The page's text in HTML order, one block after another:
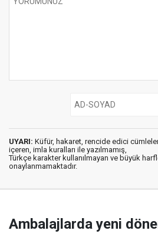
UYARI: Küfür, hakaret, rencide edici
içeren, imla kuralları ile yazılmamış,
Türkçe karakter kullanılmayan ve büyük
onaylanmamaktadır.
Ambalajlarda yeni